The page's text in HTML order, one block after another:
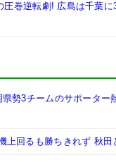
圧巻逆転劇! 広島は千葉
勢3チームのサポータ
上回るも勝ちきれず 秋